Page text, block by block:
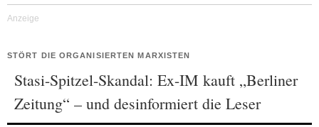
STÖRT DIE ORGANISIERTEN MARXISTEN
Stasi-Spitzel-Skandal: Ex-IM kauft „Berliner
Zeitung“ – und desinformiert die Leser